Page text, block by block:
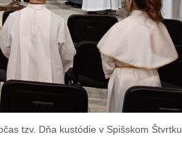
tzv. Dňa kustódie v Spišskom Štvrtku.